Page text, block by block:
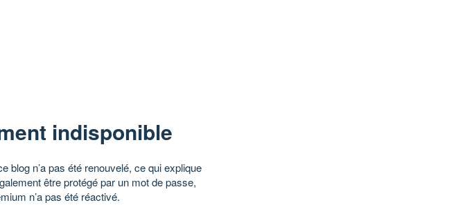
indisponible
blog n’a pas été renouvelé, ce qui explique
être protégé par un mot de passe,
n’a pas été réactivé.